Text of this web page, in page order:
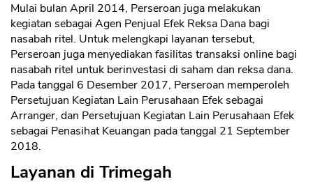
Mulai bulan April 2014, Perseroan juga melakukan
kegiatan sebagai Agen Penjual Efek Reksa Dana bagi
nasabah ritel. Untuk melengkapi layanan tersebut,
Perseroan juga menyediakan fasilitas transaksi online bagi
nasabah ritel untuk berinvestasi di saham dan reksa dana.
Pada tanggal 6 Desember 2017, Perseroan memperoleh
Persetujuan Kegiatan Lain Perusahaan Efek sebagai
Arranger, dan Persetujuan Kegiatan Lain Perusahaan Efek
sebagai Penasihat Keuangan pada tanggal 21 September
2018.
Layanan di Trimegah